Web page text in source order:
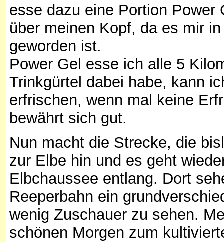
esse dazu eine Portion
über meinen Kopf, da es mir
geworden ist.
Power Gel esse ich alle 5
Trinkgürtel dabei habe, kann
erfrischen, wenn mal keine
bewährt sich gut.
Nun macht die Strecke, die
zur Elbe hin und es geht
Elbchaussee entlang. Dort
Reeperbahn ein
wenig Zuschauer zu sehen.
schönen Morgen zum